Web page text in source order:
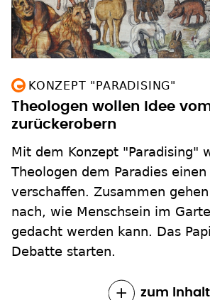
KONZEPT "PARADISING"
Theologen wollen Idee
zurückerobern
Mit dem Konzept "Paradising"
Theologen dem Paradies
verschaffen. Zusammen
nach, wie Menschsein im
gedacht werden kann. Das
Debatte starten.
zum Inhalt